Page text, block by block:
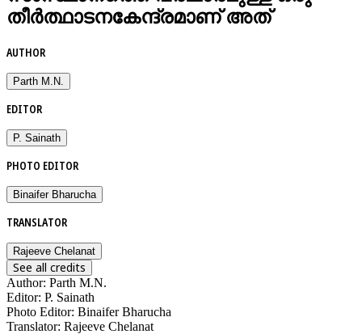
തീർത്ഥാടനകേന്ദ്രമാണ് അത്
AUTHOR
Parth M.N.
EDITOR
P. Sainath
PHOTO EDITOR
Binaifer Bharucha
TRANSLATOR
Rajeeve Chelanat
See all credits
Author: Parth M.N.
Editor: P. Sainath
Photo Editor: Binaifer Bharucha
Translator: Rajeeve Chelanat